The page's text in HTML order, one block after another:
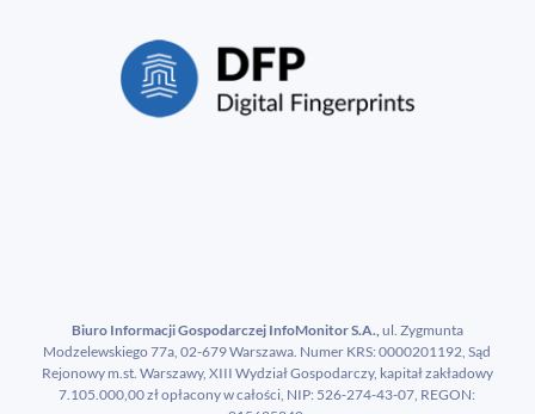
Biuro Informacji Gospodarczej InfoMonitor S.A.,ul. Zygmunta
Modzelewskiego 77a, 02-679 Warszawa. Numer KRS: 0000201192, Sąd
Rejonowy m.st. Warszawy, XIII Wydział Gospodarczy, kapitał zakładowy
7.105.000,00 zł opłacony w całości, NIP: 526-274-43-07, REGON: